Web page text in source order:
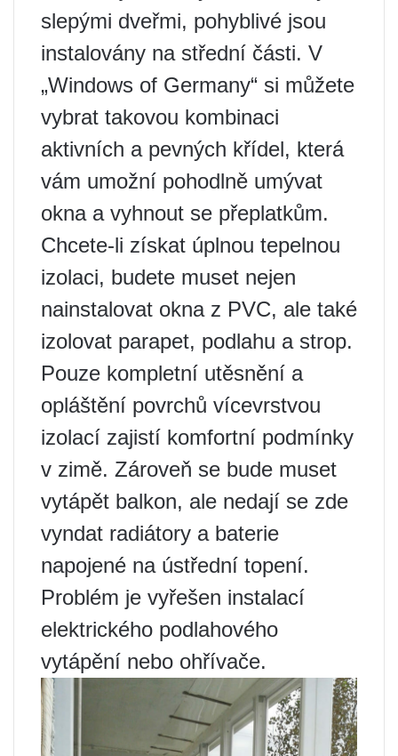
slepými dveřmi, pohyblivé jsou
instalovány na střední části. V
„Windows of Germany“ si můžete
vybrat takovou kombinaci
aktivních a pevných křídel, která
vám umožní pohodlně umývat
okna a vyhnout se přeplatkům.
Chcete-li získat úplnou tepelnou
izolaci, budete muset nejen
nainstalovat okna z PVC, ale také
izolovat parapet, podlahu a strop.
Pouze kompletní utěsnění a
opláštění povrchů vícevrstvou
izolací zajistí komfortní podmínky
v zimě. Zároveň se bude muset
vytápět balkon, ale nedají se zde
vyndat radiátory a baterie
napojené na ústřední topení.
Problém je vyřešen instalací
elektrického podlahového
vytápění nebo ohřívače.